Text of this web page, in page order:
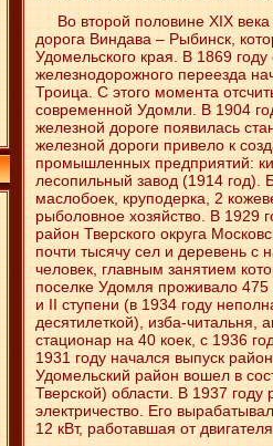
Во второй половине XIX
дорога Виндава – Рыбинск,
Удомельского края. В 1869
железнодорожного переезда
Троица. С этого момента
современной Удомли. В 1904
железной дороге появилась
железной дороги привело к
промышленных предприятий:
лесопильный завод (1914 год).
маслобоек, круподерка, 2
рыболовное хозяйство. В 1929
район Тверского округа
почти тысячу сел и деревень с
человек, главным занятием
поселке Удомля проживало
и II ступени (в 1934 году
десятилеткой), изба-читальня,
стационар на 40 коек, с 1936
1931 году начался выпуск
Удомельский район вошел в
Тверской) области. В 1937
электричество. Его
12 кВт, работавшая от